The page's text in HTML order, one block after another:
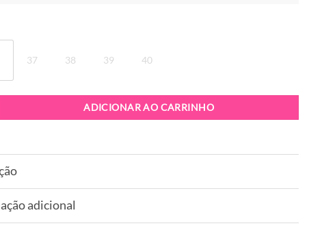
37 38 39 40
ADICIONAR AO CARRINHO
adicional